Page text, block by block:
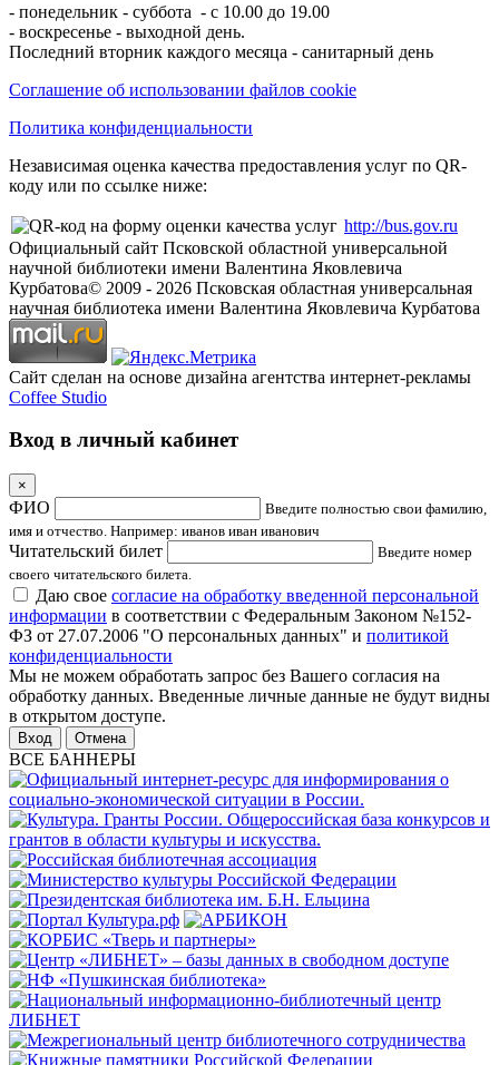
- понедельник - суббота - с 10.00 до 19.00
- воскресенье - выходной день.
Последний вторник каждого месяца - санитарный день
Соглашение об использовании файлов cookie
Политика конфиденциальности
Независимая оценка качества предоставления услуг по QR-
коду или по ссылке ниже:
http://bus.gov.ru
Официальный сайт Псковской областной универсальной
научной библиотеки имени Валентина Яковлевича
Курбатова© 2009 - 2026 Псковская областная универсальная
научная библиотека имени Валентина Яковлевича Курбатова
Сайт сделан на основе дизайна агентства интернет-рекламы
Coffee Studio
Вход в личный кабинет
×
ФИО
Введите полностью свои фамилию,
имя и отчество. Например: иванов иван иванович
Читательский билет
Введите номер
своего читательского билета.
Даю свое согласие на обработку введенной персональной
информации в соответствии с Федеральным Законом №152-
ФЗ от 27.07.2006 "О персональных данных" и политикой
конфиденциальности
Мы не можем обработать запрос без Вашего согласия на
обработку данных. Введенные личные данные не будут видны
в открытом доступе.
Отмена
ВСЕ БАННЕРЫ